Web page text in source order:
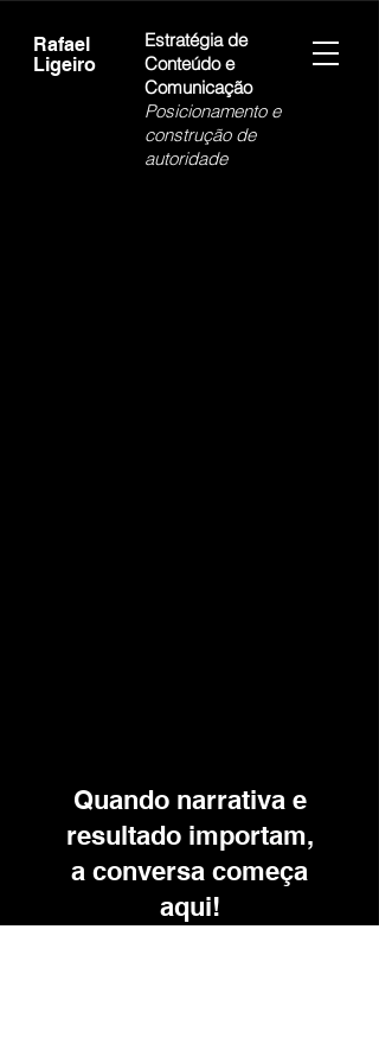
Rafael
Ligeiro
Estratégia de
Conteúdo e
Comunicação
Posicionamento e
construção de
autoridade
Quando narrativa e
resultado importam,
a conversa começa
aqui!